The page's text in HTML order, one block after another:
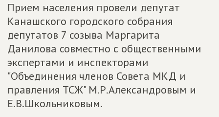
Прием населения провели депутат
Канашского городского собрания
депутатов 7 созыва Маргарита
Данилова совместно с общественными
экспертами и инспекторами
"Объединения членов Совета МКД и
правления ТСЖ" М.Р.Александровым и
Е.В.Школьниковым.